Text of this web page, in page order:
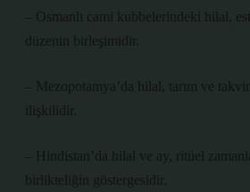
– Osmanlı cami kubbelerindeki hilal,
düzenin birleşimidir.
– Mezopotamya’da hilal, tarım ve
ilişkilidir.
– Hindistan’da hilal ve ay, ritüel
birlikteliğin göstergesidir.